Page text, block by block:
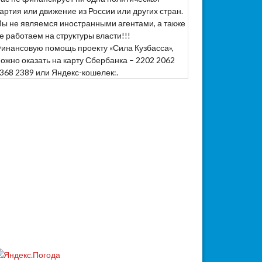
или движение из России или других стран.
не являемся иностранными агентами, а также
работаем на структуры власти!!!
помощь проекту «Сила Кузбасса»,
оказать на карту Сбербанка – 2202 2062
2389 или Яндекс-кошелек:.